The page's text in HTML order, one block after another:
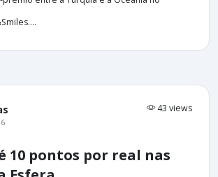
43 views
10 pontos por real nas